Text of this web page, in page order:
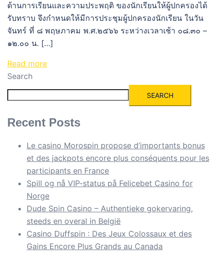
ด้านการเรียนและความประพฤติ ของนักเรียนให้ผู้ปกครองได้
รับทราบ จึงกำหนดให้มีการประชุมผู้ปกครองนักเรียน ในวัน
จันทร์ ที่ ๘ พฤษภาคม พ.ศ.๒๕๖๖ ระหว่างเวลาเช้า ๐๘.๓๐ –
๑๒.๐๐ น. […]
Read more
Search
SEARCH
Recent Posts
Le casino Morospin propose d’importants bonus
et des jackpots encore plus conséquents pour les
participants en France
Spill og nå VIP-status på Felicebet Casino for
Norge
Dude Spin Casino – Authentieke gokervaring,
steeds en overal in België
Casino Duffspin : Des Jeux Colossaux et des
Gains Encore Plus Grands au Canada